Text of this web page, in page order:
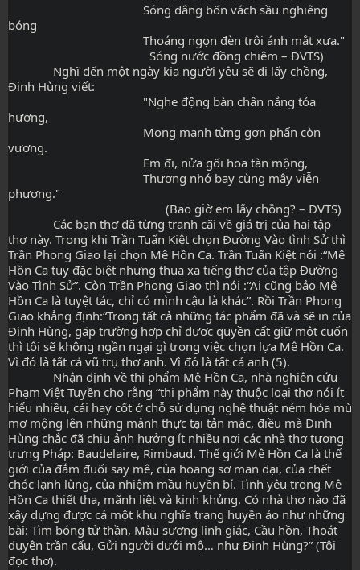
bóng
                                          Thoáng ngọn đèn trôi ánh mắt xưa."
                                            Sóng nước đồng chiêm – ĐVTS)
Đinh Hùng viết:
hương,
vương.
                                          Em đi, nửa gối hoa tàn mộng,
phương."
                                                 (Bao giờ em lấy chồng? – ĐVTS)
thơ này. Trong khi Trần Tuấn Kiệt chọn Đường Vào tình Sử thì
Trần Phong Giao lại chọn Mê Hồn Ca. Trần Tuấn Kiệt nói :“Mê
Hồn Ca tuy đặc biệt nhưng thua xa tiếng thơ của tập Đường
Vào Tình Sử”. Còn Trần Phong Giao thì nói :“Ai cũng bảo Mê
Hồn Ca là tuyệt tác, chỉ có mình cậu là khác”. Rồi Trần Phong
Giao khẳng định:“Trong tất cả những tác phẩm đã và sẽ in của
Đinh Hùng, gặp trường hợp chỉ được quyền cất giữ một cuốn
thì tôi sẽ không ngần ngại gì trong việc chọn lựa Mê Hồn Ca.
Vì đó là tất cả vũ trụ thơ anh. Vì đó là tất cả anh (5).
Phạm Việt Tuyền cho rằng “thi phẩm này thuộc loại thơ nói ít
hiểu nhiều, cái hay cốt ở chỗ sử dụng nghệ thuật ném hỏa mù
mơ mộng lên những mảnh thực tại tản mác, điều mà Đinh
Hùng chắc đã chịu ảnh hưởng ít nhiều nơi các nhà thơ tượng
trưng Pháp: Baudelaire, Rimbaud. Thế giới Mê Hồn Ca là thế
giới của đắm đuối say mê, của hoang sơ man dại, của chết
chóc lạnh lùng, của nhiệm mầu huyền bí. Tình yêu trong Mê
Hồn Ca thiết tha, mãnh liệt và kinh khủng. Có nhà thơ nào đã
xây dựng được cả một khu nghĩa trang huyền ảo như những
bài: Tìm bóng tử thần, Màu sương linh giác, Cầu hồn, Thoát
duyên trần cấu, Gửi người dưới mộ… như Đinh Hùng?” (Tôi
đọc thơ).